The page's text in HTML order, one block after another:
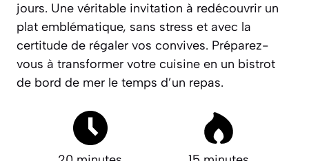
jours. Une véritable invitation à redécouvrir un
plat emblématique, sans stress et avec la
certitude de régaler vos convives. Préparez-
vous à transformer votre cuisine en un bistrot
de bord de mer le temps d’un repas.